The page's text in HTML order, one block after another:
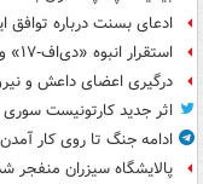
ادعای بسنت درباره توافق
استقرار انبوه «دی‌اف‑۱۷» و پایان عصر پدافند آمریکا +عکس
درگیری اعضای داعش و
اثر جدید کارتونیست
ادامه جنگ تا روی کار
پالایشگاه سیزران منفجر